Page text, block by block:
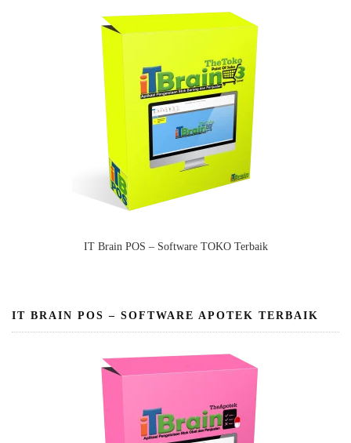
IT Brain POS – Software TOKO Terbaik
IT BRAIN POS – SOFTWARE APOTEK TERBAIK